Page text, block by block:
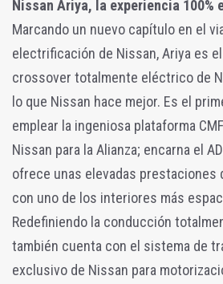
Nissan Ariya, la experiencia 100%
Marcando un nuevo capítulo en el
electrificación de Nissan, Ariya es
crossover totalmente eléctrico de
lo que Nissan hace mejor. Es el
emplear la ingeniosa plataforma
Nissan para la Alianza; encarna el
ofrece unas elevadas prestaciones
con uno de los interiores más
Redefiniendo la conducción
también cuenta con el sistema de
exclusivo de Nissan para